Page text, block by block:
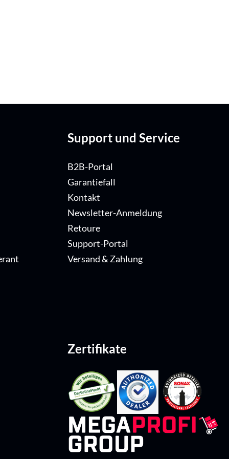
Support und Service
B2B-Portal
Garantiefall
Kontakt
Newsletter-Anmeldung
Retoure
Support-Portal
Versand & Zahlung
Zertifikate